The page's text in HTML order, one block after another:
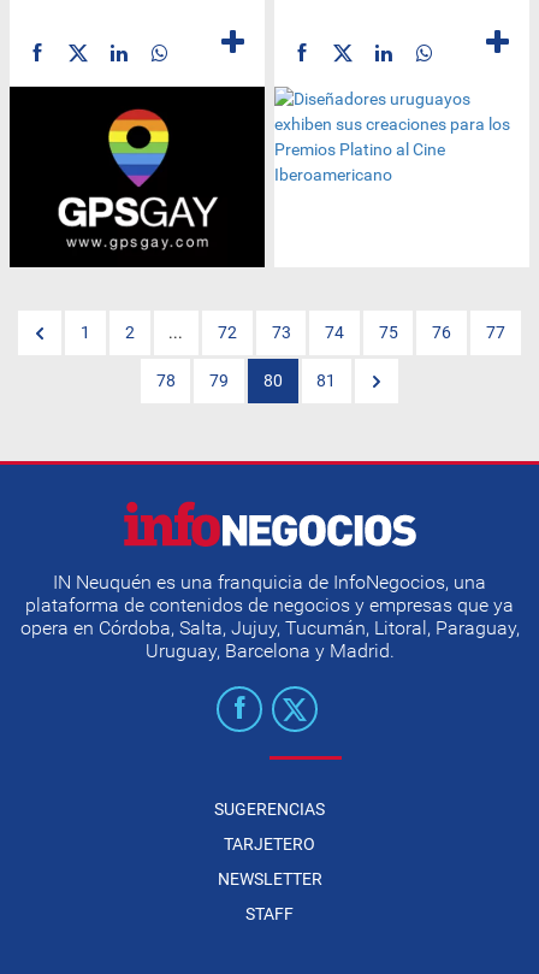
1 2 ... 72 73 74 75 76 77
78 79 80 81
IN Neuquén es una franquicia de InfoNegocios, una
plataforma de contenidos de negocios y empresas que ya
opera en Córdoba, Salta, Jujuy, Tucumán, Litoral, Paraguay,
Uruguay, Barcelona y Madrid.
SUGERENCIAS
TARJETERO
NEWSLETTER
STAFF